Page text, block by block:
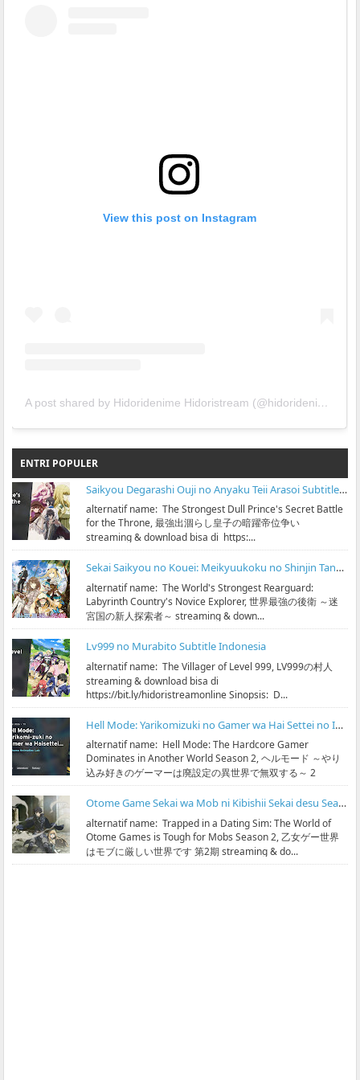
View this post on Instagram
A post shared by Hidoridenime Hidoristream (@hidoridenime)
ENTRI POPULER
Saikyou Degarashi Ouji no Anyaku Teii Arasoi Subtitle Indonesia
alternatif name: The Strongest Dull Prince's Secret Battle
for the Throne, 最強出涸らし皇子の暗躍帝位争い
streaming & download bisa di https:...
Sekai Saikyou no Kouei: Meikyuukoku no Shinjin Tansakusha Subtitle Indonesia
alternatif name: The World's Strongest Rearguard:
Labyrinth Country's Novice Explorer, 世界最強の後衛 ～迷
宮国の新人探索者～ streaming & down...
Lv999 no Murabito Subtitle Indonesia
alternatif name: The Villager of Level 999, LV999の村人
streaming & download bisa di
https://bit.ly/hidoristreamonline Sinopsis: D...
Hell Mode: Yarikomizuki no Gamer wa Hai Settei no Isekai de Musou suru Season 2 Subtitle Indonesia
alternatif name: Hell Mode: The Hardcore Gamer
Dominates in Another World Season 2, ヘルモード ～やり
込み好きのゲーマーは廃設定の異世界で無双する～ 2
streaming & ...
Otome Game Sekai wa Mob ni Kibishii Sekai desu Season 2 Subtitle Indonesia
alternatif name: Trapped in a Dating Sim: The World of
Otome Games is Tough for Mobs Season 2, 乙女ゲー世界
はモブに厳しい世界です 第2期 streaming & do...